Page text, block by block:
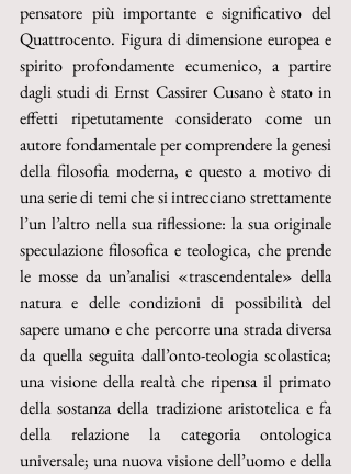
pensatore più importante e significativo del
Quattrocento. Figura di dimensione europea e
spirito profondamente ecumenico, a partire
dagli studi di Ernst Cassirer Cusano è stato in
effetti ripetutamente considerato come un
autore fondamentale per comprendere la genesi
della filosofia moderna, e questo a motivo di
una serie di temi che si intrecciano strettamente
l’un l’altro nella sua riflessione: la sua originale
speculazione filosofica e teologica, che prende
le mosse da un’analisi «trascendentale» della
natura e delle condizioni di possibilità del
sapere umano e che percorre una strada diversa
da quella seguita dall’onto-teologia scolastica;
una visione della realtà che ripensa il primato
della sostanza della tradizione aristotelica e fa
della relazione la categoria ontologica
universale; una nuova visione dell’uomo e della